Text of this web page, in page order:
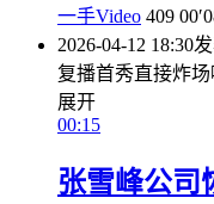
一手Video 409
2026-04-12 18:30
复播首秀直接炸场
展开
00:15
张雪峰公司